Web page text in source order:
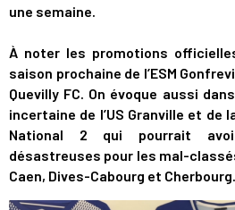
une semaine.
À noter les promotions
saison prochaine de l’ESM
Quevilly FC. On évoque aussi
incertaine de l’US Granville et de
National 2 qui pourrait
désastreuses pour les mal-
Caen, Dives-Cabourg et Cherbourg.